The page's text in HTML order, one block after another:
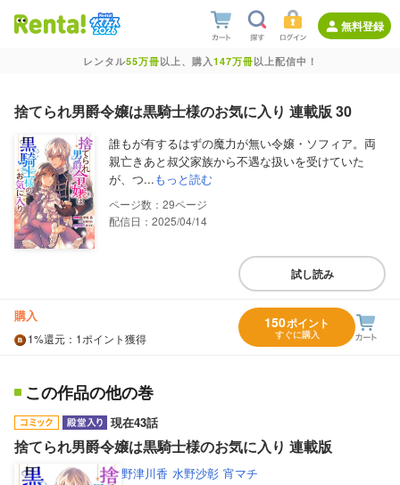
無料登録
レンタル55万冊以上、購入147万冊以上配信中！
捨てられ男爵令嬢は黒騎士様のお気に入り 連載版 30
誰もが有するはずの魔力が無い令嬢・ソフィア。両
親亡きあと叔父家族から不遇な扱いを受けていた
が、つ...もっと読む
29
配信日：2025/04/14
試し読み
購入
1%還元 ：1ポイント獲得
150ポイント
すぐに購入
この作品の他の巻
現在43話
捨てられ男爵令嬢は黒騎士様のお気に入り 連載版
野津川香 水野沙彰 宵マチ